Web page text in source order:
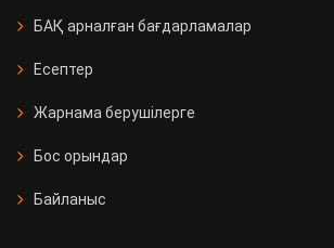
БАҚ арналған бағдарламалар
Есептер
Жарнама берушілерге
Бос орындар
Байланыс